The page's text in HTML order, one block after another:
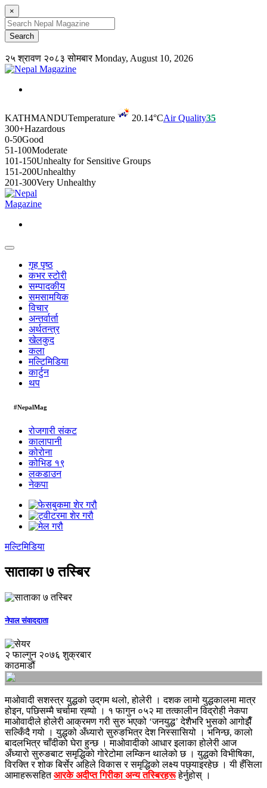
×
२५ श्रावण २०८३ सोमबारMonday, August 10, 2026
KATHMANDUTemperature 20.14°CAir Quality35
300+Hazardous
0-50Good
51-100Moderate
101-150Unhealty for Sensitive Groups
151-200Unhealthy
201-300Very Unhealthy
गृह पृष्ठ
कभर स्टोरी
सम्पादकीय
समसामयिक
विचार
अन्तर्वार्ता
अर्थतन्त्र
खेलकुद
कला
मल्टिमिडिया
कार्टुन
थप
#NepalMag
रोजगारी संकट
कालापानी
कोरोना
कोभिड १९
लकडाउन
नेकपा
मल्टिमिडिया
साताका ७ तस्बिर
नेपाल संवाददाता
२ फाल्गुन २०७६ शुक्रबार
काठमाडौं
माओवादी सशस्त्र युद्धको उद्‌गम थलो, होलेरी । दशक लामो युद्धकालमा मात्र
होइन, पछिसम्मै चर्चामा रह्‍यो । १ फागुन ०५२ मा तत्कालीन विद्रोही नेकपा
माओवादीले होलेरी आक्रमण गरी सुरु भएको ‘जनयुद्ध’ देशैभरि भुसको आगोझैँ
सल्किँदै गयो । युद्धको अँध्यारो सुरुङभित्र देश निस्सासियो । भनिन्छ, कालो
बादलभित्र चाँदीको घेरा हुन्छ । माओवादीको आधार इलाका होलेरी आज
अँध्यारो सुरुङबाट समृद्धिको गोरेटोमा लम्किन थालेको छ । युद्धको विभीषिका,
विरक्ति र शोक बिर्सेर अहिले विकास र समृद्धिको लक्ष्य पछ्याइरहेछ । यी हँसिला
आमाहरूसहितआरके अदीप्त गिरीका अन्य तस्बिरहरूहेर्नुहोस् ।